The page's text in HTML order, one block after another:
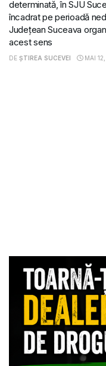
determinată, în SJU
încadrat pe perioadă
Județean Suceava
acest sens
DE ȘTIREA SUCEVEI MAI